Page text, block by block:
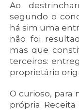
Ao
segundo o
há sim uma
não foi
mas que
terceiros:
proprietário
O curioso, para
própria